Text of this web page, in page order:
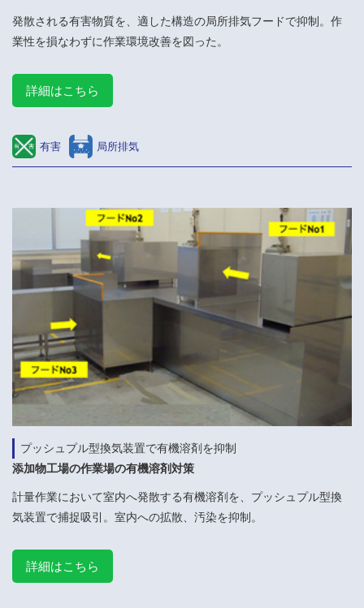
発散される有害物質を、適した構造の局所排気フードで抑制。作
業性を損なわずに作業環境改善を図った。
詳細はこちら
有害 局所排気
プッシュプル型換気装置で有機溶剤を抑制
添加物工場の作業場の有機溶剤対策
計量作業において室内へ発散する有機溶剤を、プッシュプル型換
気装置で捕捉吸引。室内への拡散、汚染を抑制。
詳細はこちら